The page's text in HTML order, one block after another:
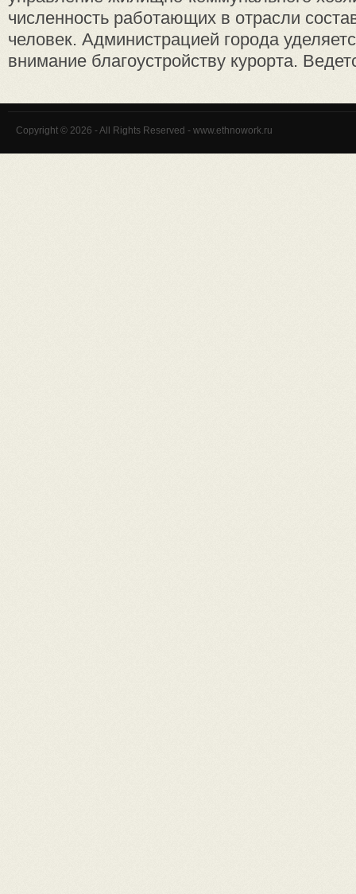
численность работающих в отрасли
человек. Администрацией города
внимание благоустройству курорта.
Copyright © 2026 - All Rights Reserved - www.ethnowork.ru